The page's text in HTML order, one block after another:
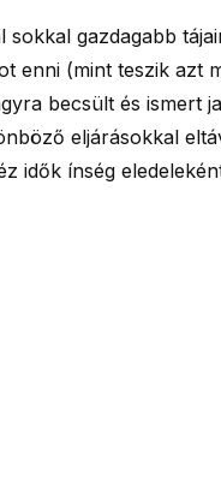
gazdagabb
enni (mint teszik azt
becsült és ismert
eljárásokkal
idők ínség